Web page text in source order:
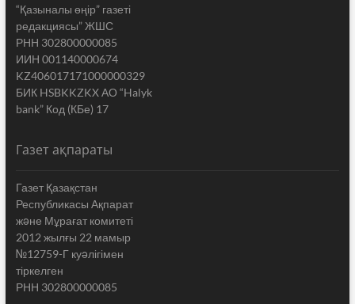
“Қазыналы өңір” газеті
редакциясы” ЖШС
РНН 302800000085
ИИН 001140000674
KZ406017171000000329
БИК HSBKKZKX АО “Halyk
bank” Код (КБе) 17
Газет ақпараты
Газет Қазақстан
Республикасы Ақпарат
жəне Мұрағат комитеті
2012 жылғы 22 мамыр
№12759-Г куəлігімен
тіркелген
РНН 302800000085